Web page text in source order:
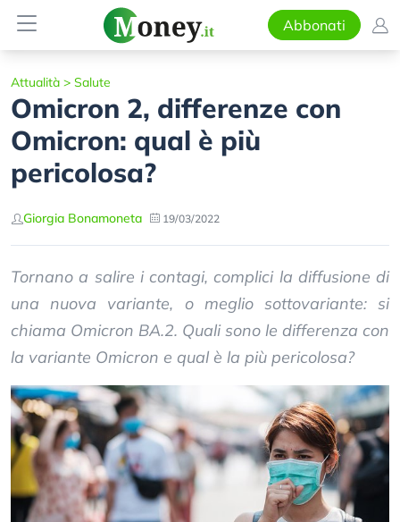
Abbonati
Attualità > Salute
Omicron 2, differenze con
Omicron: qual è più
pericolosa?
Giorgia Bonamoneta 19/03/2022
Tornano a salire i contagi, complici la diffusione di
una nuova variante, o meglio sottovariante: si
chiama Omicron BA.2. Quali sono le differenza con
la variante Omicron e qual è la più pericolosa?